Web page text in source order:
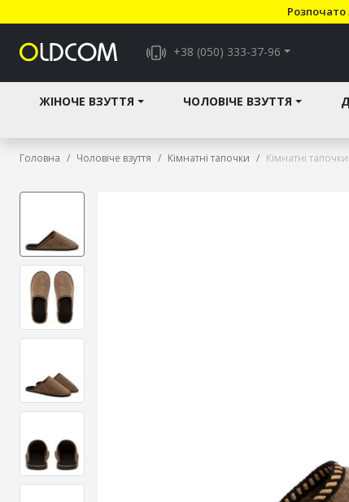
Розпочато
+38 (050) 333-37-96
ЖІНОЧЕ ВЗУТТЯ ЧОЛОВІЧЕ ВЗУТТЯ
Головна Чоловіче взуття Кімнатні тапочки Кімнатні